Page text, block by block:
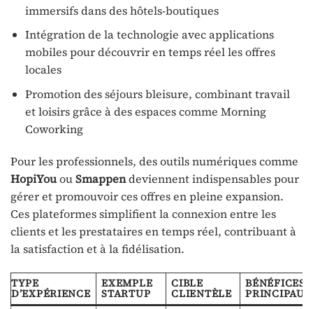
immersifs dans des hôtels-boutiques
Intégration de la technologie avec applications
mobiles pour découvrir en temps réel les offres
locales
Promotion des séjours bleisure, combinant travail
et loisirs grâce à des espaces comme Morning
Coworking
Pour les professionnels, des outils numériques comme
HopiYououSmappendeviennent indispensables pour
gérer et promouvoir ces offres en pleine expansion.
Ces plateformes simplifient la connexion entre les
clients et les prestataires en temps réel, contribuant à
la satisfaction et à la fidélisation.
TYPE
D’EXPÉRIENCE
EXEMPLE
STARTUP
CIBLE
CLIENTÈLE
BÉNÉFICES
PRINCIPAUX